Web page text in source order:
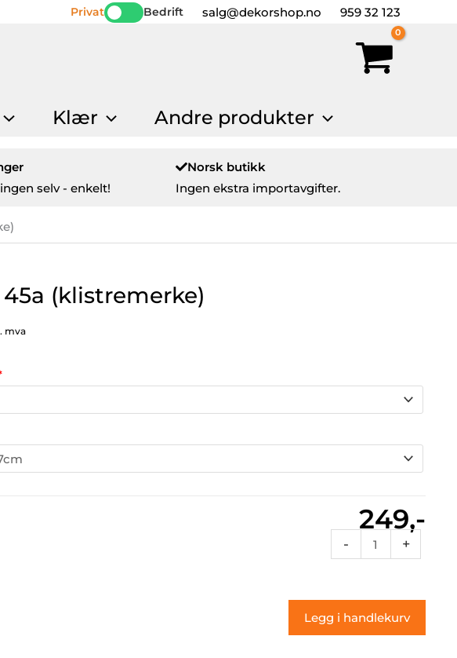
Privat Bedrift salg@dekorshop.no 959 32 123
Klær Andre produkter
selv - enkelt!
Norsk butikk
Ingen ekstra importavgifter.
45a (klistremerke)
mva
249,-
-
45a
antall
+
Legg i handlekurv